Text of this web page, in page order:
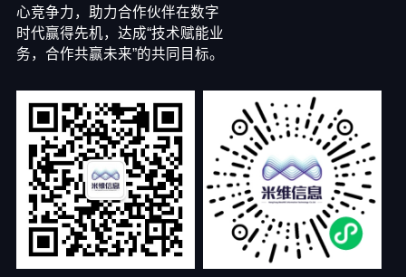
心竞争力，助力合作伙伴在数字
时代赢得先机，达成“技术赋能业
务，合作共赢未来”的共同目标。